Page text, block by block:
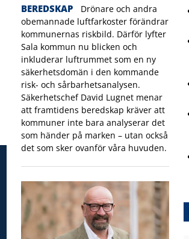
BEREDSKAP
Drönare och andra
obemannade luftfarkoster förändrar
kommunernas riskbild. Därför lyfter
Sala kommun nu blicken och
inkluderar luftrummet som en ny
säkerhetsdomän i den kommande
risk- och sårbarhetsanalysen.
Säkerhetschef David Lugnet menar
att framtidens beredskap kräver att
kommuner inte bara analyserar det
som händer på marken – utan också
det som sker ovanför våra huvuden.